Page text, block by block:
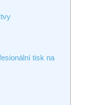
tisk na